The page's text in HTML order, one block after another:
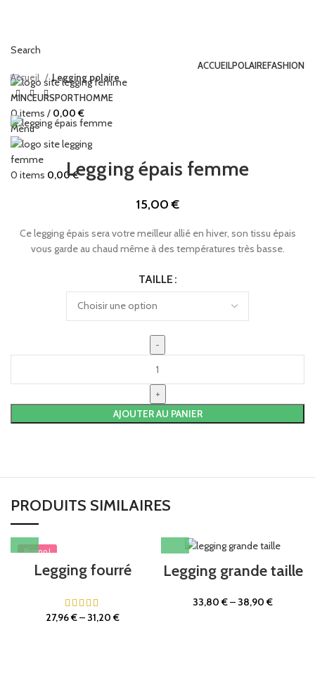
Search
ACCUEILPOLAIREFASHION
MINCEURSPORTHOMME
0items / 0,00€
Menu
0 items 0,00€
Accueil Legging polaire
Legging épais femme
15,00€
Ce legging épais sera votre meilleur allié en hiver, son tissu épais
vous garde au chaud même à des températures très basse.
TAILLE
AJOUTER AU PANIER
PRODUITS SIMILAIRES
Promo !
Legging fourré
27,96€– 31,20€
Legging grande taille
33,80€– 38,90€